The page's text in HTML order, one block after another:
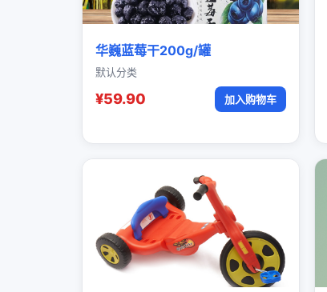
华巍蓝莓干200g/罐
默认分类
¥59.90 加入购物车